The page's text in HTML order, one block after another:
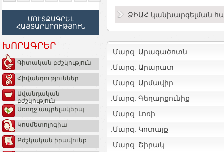
ՄՈՒՏՔԱԳՐԵԼ
ՀԱՅՏԱՐԱՐՈՒԹՅՈՒՆ
ԽՈՐԱԳՐԵՐ
Գիտական բժշկություն
Հիվանդություններ
Ավանդական
բժշկություն
Առողջ ապրելակերպ
Կոսմետոլոգիա
Բժշկական իրավունք
ՁԻԱՀ կանխարգելման
.Մարզ. Արագածոտն
.Մարզ. Արարատ
.Մարզ. Արմավիր
.Մարզ. Գեղարքունիք
.Մարզ. Լոռի
.Մարզ. Կոտայք
.Մարզ. Շիրակ